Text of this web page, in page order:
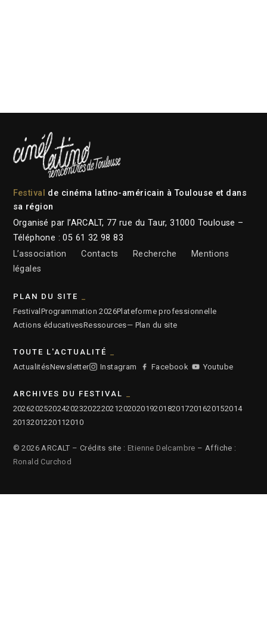
Festival de cinéma latino-américain à Toulouse et dans
sa région
Organisé par l’ARCALT, 77 rue du Taur, 31000 Toulouse –
Téléphone : 05 61 32 98 83
L’association
Contacts Recherche
Mentions
légales
PLAN DU SITE
Festival Programmation 2026Plateforme professionnelle
Actions éducativesRessources— Plan du site
TOUTE L'ACTUALITÉ
ActualitésNewsletter Instagram Facebook Youtube
ARCHIVES DU FESTIVAL
2026202520242023202220212020201920182017201620152014
2013201220112010
© 2026 ARCALT – Crédits site : Etienne Delcambre – Affiche :
Ronald Curchod